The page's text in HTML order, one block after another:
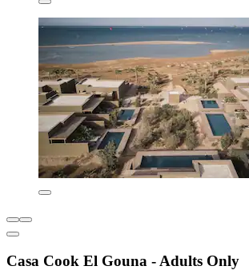
Casa Cook El Gouna - Adults Only